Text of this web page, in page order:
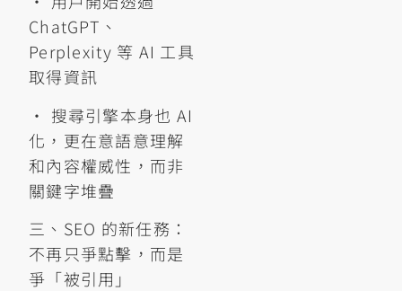
ChatGPT、
Perplexity 等 AI 工具
取得資訊
• 搜尋引擎本身也 AI
化，更在意語意理解
和內容權威性，而非
關鍵字堆疊
三、SEO 的新任務：
不再只爭點擊，而是
爭「被引用」